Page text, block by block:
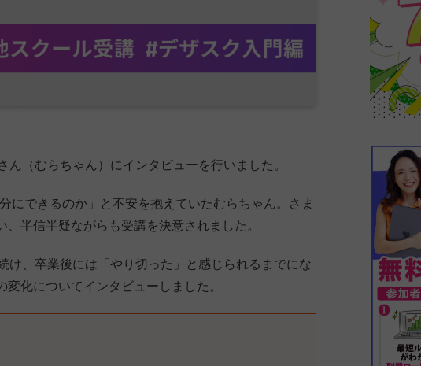
（むらちゃん）にインタビューを行いました。
にできるのか」と不安を抱えていたむらちゃん。さま
半信半疑ながらも受講を決意されました。
け、卒業後には「やり切った」と感じられるまでにな
化についてインタビューしました。